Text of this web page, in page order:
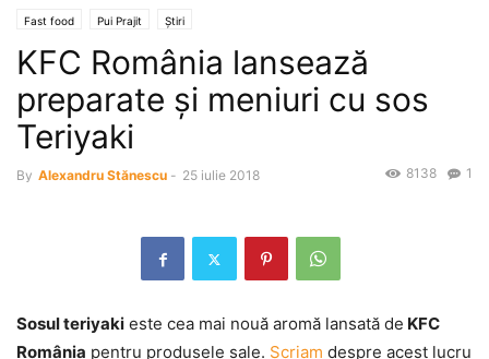
Fast food Pui Prajit Știri
KFC România lansează
preparate şi meniuri cu sos
Teriyaki
By Alexandru Stănescu - 25 iulie 2018 1
8138
Sosul teriyaki este cea mai nouă aromă lansată de KFC
România pentru produsele sale. Scriam despre acest lucru